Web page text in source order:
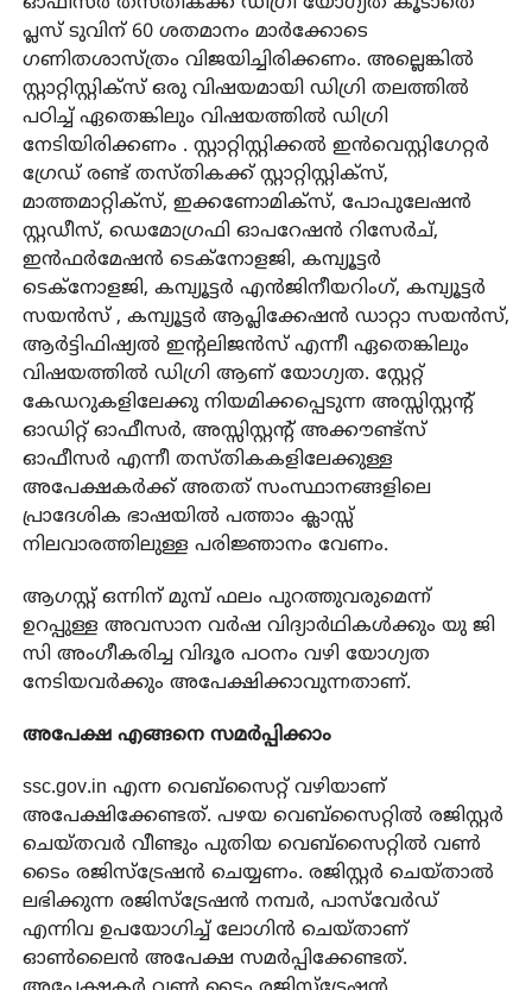
പ്ലസ് ടുവിന് 60 ശതമാനം മാർക്കോടെ
ഗണിതശാസ്ത്രം വിജയിച്ചിരിക്കണം. അല്ലെങ്കിൽ
സ്റ്റാറ്റിസ്റ്റിക്‌സ് ഒരു വിഷയമായി ഡിഗ്രി തലത്തിൽ
പഠിച്ച് ഏതെങ്കിലും വിഷയത്തിൽ ഡിഗ്രി
നേടിയിരിക്കണം . സ്റ്റാറ്റിസ്റ്റിക്കൽ ഇൻവെസ്റ്റിഗേറ്റർ
ഗ്രേഡ് രണ്ട് തസ്തികക്ക് സ്റ്റാറ്റിസ്റ്റിക്‌സ്,
മാത്തമാറ്റിക്‌സ്, ഇക്കണോമിക്‌സ്, പോപുലേഷൻ
സ്റ്റഡീസ്, ഡെമോഗ്രഫി ഓപറേഷൻ റിസേർച്,
ഇൻഫർമേഷൻ ടെക്‌നോളജി, കമ്പ്യൂട്ടർ
ടെക്‌നോളജി, കമ്പ്യൂട്ടർ എൻജിനീയറിംഗ്, കമ്പ്യൂട്ടർ
സയൻസ് , കമ്പ്യൂട്ടർ ആപ്ലിക്കേഷൻ ഡാറ്റാ സയൻസ്,
ആർട്ടിഫിഷ്യൽ ഇന്റലിജൻസ് എന്നീ ഏതെങ്കിലും
വിഷയത്തിൽ ഡിഗ്രി ആണ് യോഗ്യത. സ്റ്റേറ്റ്
കേഡറുകളിലേക്കു നിയമിക്കപ്പെടുന്ന അസ്സിസ്റ്റന്റ്
ഓഡിറ്റ് ഓഫീസർ, അസ്സിസ്റ്റന്റ് അക്കൗണ്ട്‌സ്
ഓഫീസർ എന്നീ തസ്തികകളിലേക്കുള്ള
അപേക്ഷകർക്ക് അതത് സംസ്ഥാനങ്ങളിലെ
പ്രാദേശിക ഭാഷയിൽ പത്താം ക്ലാസ്സ്
നിലവാരത്തിലുള്ള പരിജ്ഞാനം വേണം.
ആഗസ്റ്റ് ഒന്നിന് മുമ്പ് ഫലം പുറത്തുവരുമെന്ന്
ഉറപ്പുള്ള അവസാന വർഷ വിദ്യാർഥികൾക്കും യു ജി
സി അംഗീകരിച്ച വിദൂര പഠനം വഴി യോഗ്യത
നേടിയവർക്കും അപേക്ഷിക്കാവുന്നതാണ്.
അപേക്ഷ എങ്ങനെ സമർപ്പിക്കാം
ssc.gov.in എന്ന വെബ്‌സൈറ്റ് വഴിയാണ്
അപേക്ഷിക്കേണ്ടത്. പഴയ വെബ്‌സൈറ്റിൽ രജിസ്റ്റർ
ചെയ്തവർ വീണ്ടും പുതിയ വെബ്‌സൈറ്റിൽ വൺ
ടൈം രജിസ്‌ട്രേഷൻ ചെയ്യണം. രജിസ്റ്റർ ചെയ്താൽ
ലഭിക്കുന്ന രജിസ്‌ട്രേഷൻ നമ്പർ, പാസ്‌വേർഡ്
എന്നിവ ഉപയോഗിച്ച് ലോഗിൻ ചെയ്താണ്
ഓൺലൈൻ അപേക്ഷ സമർപ്പിക്കേണ്ടത്.